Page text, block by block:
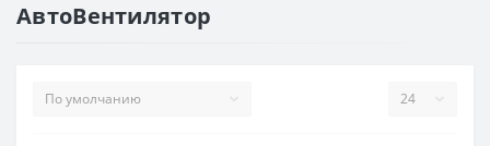
АвтоВентилятор